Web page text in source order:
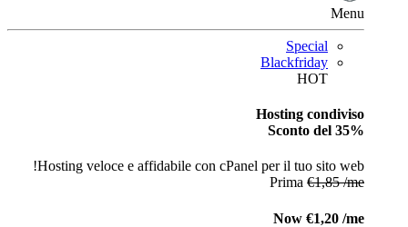
Menu
Special
Blackfriday
HOT
Hosting condiviso
Sconto del 35%
Hosting veloce e affidabile con cPanel per il tuo sito web!
Prima €1,85 /me
Now €1,20 /me